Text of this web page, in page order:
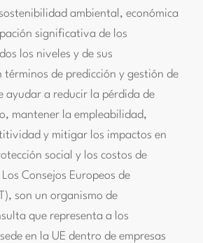
ambiental, económica
significativa de los
los niveles y de sus
términos de predicción y gestión de
ayudar a reducir la pérdida de
mantener la empleabilidad,
y mitigar los impactos en
social y los costos de
Consejos Europeos de
son un organismo de
que representa a los
en la UE dentro de empresas